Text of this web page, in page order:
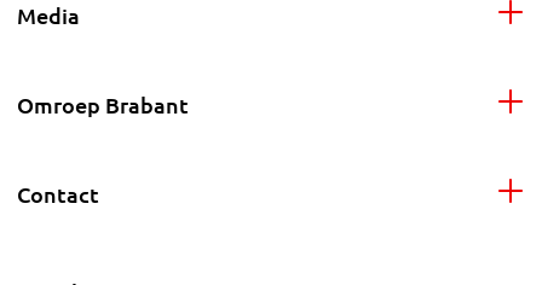
Media
Omroep Brabant
Contact